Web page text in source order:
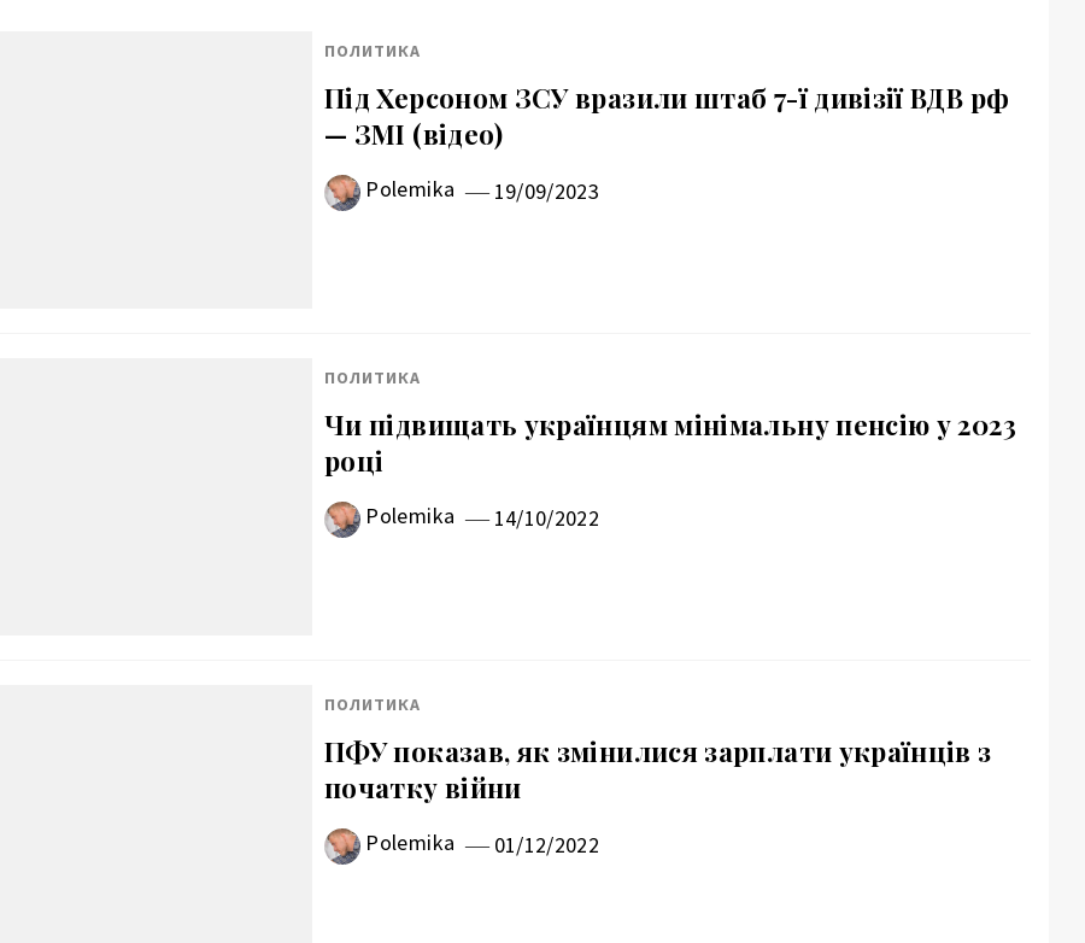
ПОЛИТИКА
Під Херсоном ЗСУ вразили штаб 7-ї дивізії ВДВ рф
— ЗМІ (відео)
Polemika 19/09/2023
ПОЛИТИКА
Чи підвищать українцям мінімальну пенсію у 2023
році
Polemika 14/10/2022
ПОЛИТИКА
ПФУ показав, як змінилися зарплати українців з
початку війни
Polemika 01/12/2022